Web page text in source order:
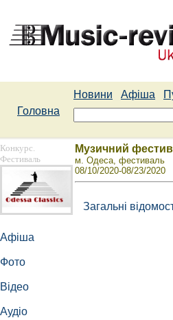
Новини Афіша
Головна
Конкурс.
Фестиваль
Афіша
Фото
Відео
Аудіо
Музичний
м. Одеса, фестиваль
08/10/2020-08/23/2020
Загальні